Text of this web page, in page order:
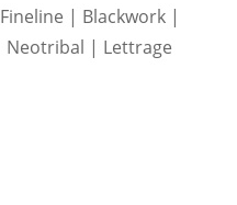
Fineline | Blackwork |
Neotribal | Lettrage